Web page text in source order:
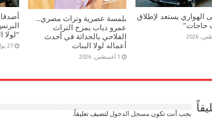
يستعد لإطلاق
حاجات”
بلمسة عصرية وتراث مصري..
عمرو دياب يمزج التراث
الفلاحي بالحداثة في أحدث
أعماله لولا البنات
1 أغسطس، 2026
27 يوليو، 2026
يجب أنت تكون مسجل الدخول لتضيف تعليقاً.